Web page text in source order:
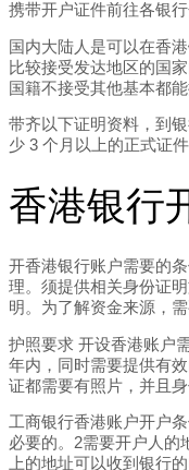
携带开户证件前往各银行
国内大陆人是可以在香
比较接受发达地区的国
国籍不接受其他基本都
带齐以下证明资料，到
少 3 个月以上的正式证
香港银行
开香港银行账户需要的
理。须提供相关身份证
明。为了解资金来源，
护照要求 开设香港账户
年内，同时需要提供有
证都需要有照片，并且
工商银行香港账户开户
必要的。2需要开户人的
上的地址可以收到银行